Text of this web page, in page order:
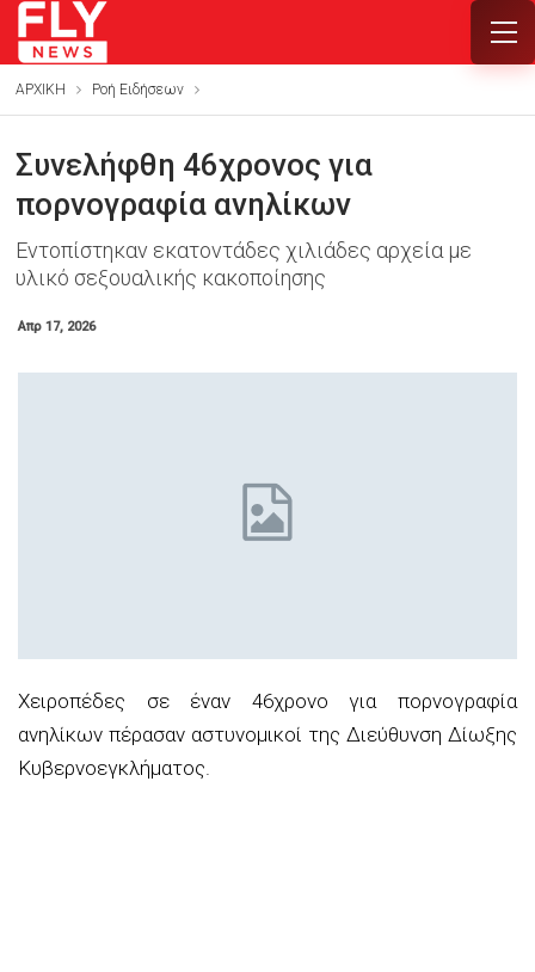
ΑΡΧΙΚΗ Ροή Ειδήσεων
Συνελήφθη 46χρονος για
πορνογραφία ανηλίκων
Εντοπίστηκαν εκατοντάδες χιλιάδες αρχεία με
υλικό σεξουαλικής κακοποίησης
Απρ 17, 2026
Χειροπέδες σε έναν 46χρονο για πορνογραφία
ανηλίκων πέρασαν αστυνομικοί της Διεύθυνση Δίωξης
Κυβερνοεγκλήματος.